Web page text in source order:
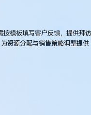
按模板填写客户反馈，提供拜访
资源分配与销售策略调整提供